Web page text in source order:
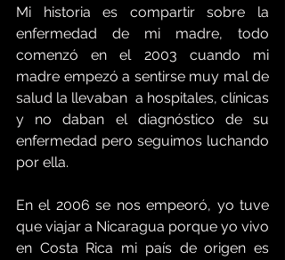
Mi historia es compartir sobre la
enfermedad de mi madre, todo
comenzó en el 2003 cuando mi
madre empezó a sentirse muy mal de
salud la llevaban  a hospitales, clínicas
y no daban el diagnóstico de su
enfermedad pero seguimos luchando
por ella.
En el 2006 se nos empeoró, yo tuve
que viajar a Nicaragua porque yo vivo
en Costa Rica mi país de origen es